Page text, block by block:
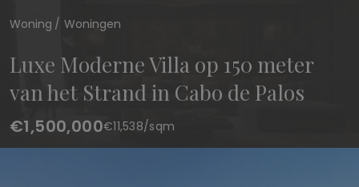
Woning Woningen
Luxe Moderne Villa op 150 meter
van het Strand in Cabo de Palos
€1,500,000€11,538/sqm